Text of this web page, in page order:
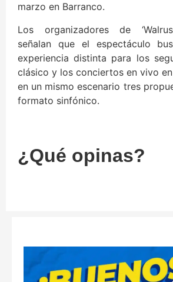
marzo en Barranco.
Los organizadores de
señalan que el espectáculo
experiencia distinta para los
clásico y los conciertos en vivo
en un mismo escenario tres
formato sinfónico.
¿Qué opinas?